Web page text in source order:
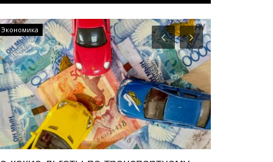
Экономика